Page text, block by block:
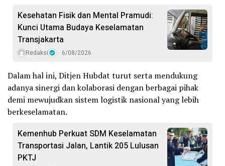
Kesehatan Fisik dan Mental Pramudi:
Kunci Utama Budaya Keselamatan
Transjakarta
Redaksi 6/08/2026
Dalam hal ini, Ditjen Hubdat turut serta mendukung
adanya sinergi dan kolaborasi dengan berbagai pihak
demi mewujudkan sistem logistik nasional yang lebih
berkeselamatan.
Kemenhub Perkuat SDM Keselamatan
Transportasi Jalan, Lantik 205 Lulusan
PKTJ